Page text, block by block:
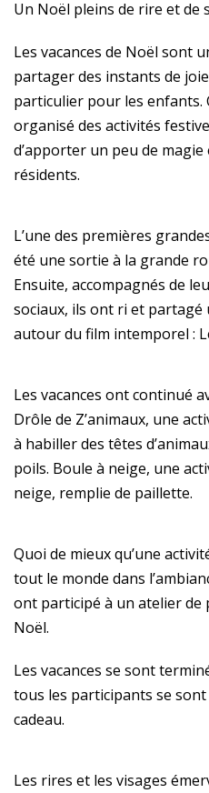
Un Noël pleins de rire et de
Les vacances de Noël sont
partager des instants de
particulier pour les enfants.
organisé des activités
d’apporter un peu de
résidents.
L’une des premières
été une sortie à la grande
Ensuite, accompagnés de
sociaux, ils ont ri et partagé
autour du film intemporel :
Les vacances ont continué
Drôle de Z’animaux, une
à habiller des têtes
poils. Boule à neige, une
neige, remplie de paillette.
Quoi de mieux qu’une
tout le monde dans
ont participé à un atelier de
Noël.
Les vacances se sont
tous les participants se
cadeau.
Les rires et les visages